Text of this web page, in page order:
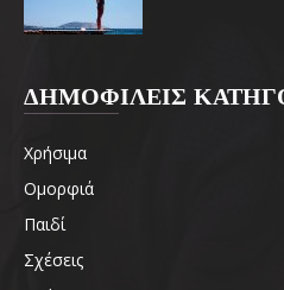
ΔΗΜΟΦΙΛΕΙΣ
Χρήσιμα
Ομορφιά
Παιδί
Σχέσεις